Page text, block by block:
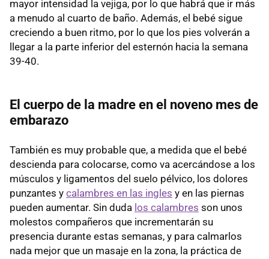
mayor intensidad la vejiga, por lo que habrá que ir más
a menudo al cuarto de baño. Además, el bebé sigue
creciendo a buen ritmo, por lo que los pies volverán a
llegar a la parte inferior del esternón hacia la semana
39-40.
El cuerpo de la madre en el noveno mes de
embarazo
También es muy probable que, a medida que el bebé
descienda para colocarse, como va acercándose a los
músculos y ligamentos del suelo pélvico, los dolores
punzantes y calambres en las ingles y en las piernas
pueden aumentar. Sin duda los calambres son unos
molestos compañeros que incrementarán su
presencia durante estas semanas, y para calmarlos
nada mejor que un masaje en la zona, la práctica de